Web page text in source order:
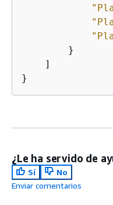
        }
    ]
}
¿Le ha servido de
Sí
No
Enviar comentarios